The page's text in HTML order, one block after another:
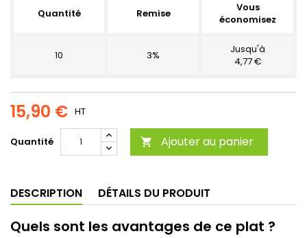
Quantité Remise
Vous
économisez
10 3%
Jusqu'à
4,77 €
15,90 € HT
Quantité  Ajouter au panier
DESCRIPTION DÉTAILS DU PRODUIT
Quels sont les avantages de ce plat ?